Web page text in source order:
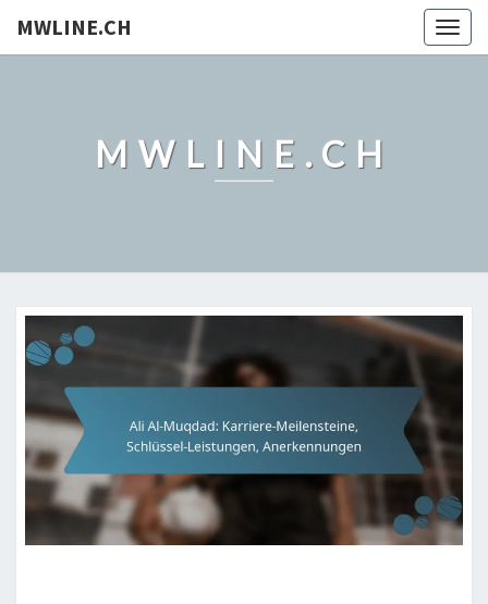
MWLINE.CH
MWLINE.CH